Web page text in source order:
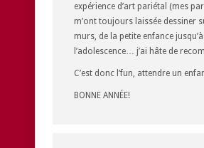
expérience d’art pariétal (mes
m’ont toujours laissée dessiner
murs, de la petite enfance
l’adolescence… j’ai hâte de
C’est donc l’fun, attendre un
BONNE ANNÉE!